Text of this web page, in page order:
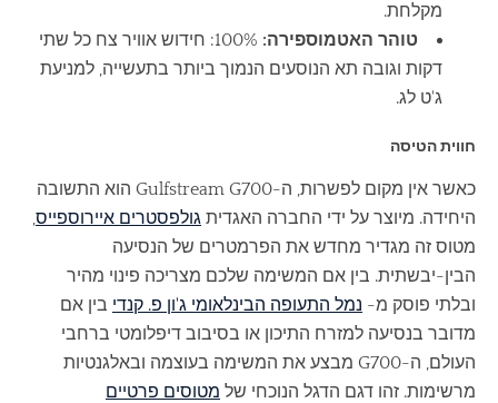
מקלחת.
טוהר האטמוספירה:
100%: חידוש אוויר צח כל שתי
דקות וגובה תא הנוסעים הנמוך ביותר בתעשייה, למניעת
ג'ט לג.
חווית הטיסה
כאשר אין מקום לפשרות, ה-Gulfstream G700 הוא התשובה
היחידה. מיוצר על ידי החברה האגדית גולפסטרים איירוספייס,
מטוס זה מגדיר מחדש את הפרמטרים של הנסיעה
הבין-יבשתית. בין אם המשימה שלכם מצריכה פינוי מהיר
ובלתי פוסק מ- נמל התעופה הבינלאומי ג'ון פ. קנדי בין אם
מדובר בנסיעה למזרח התיכון או בסיבוב דיפלומטי ברחבי
העולם, ה-G700 מבצע את המשימה בעוצמה ובאלגנטיות
מרשימות. זהו דגם הדגל הנוכחי של מטוסים פרטיים